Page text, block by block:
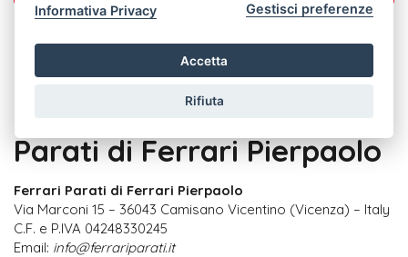
Privacy
Privacy Policy – Ferrari
Parati di Ferrari Pierpaolo
Ferrari Parati di Ferrari Pierpaolo
Via Marconi 15 – 36043 Camisano Vicentino (Vicenza) – Italy
C.F. e P.IVA 04248330245
Email: info@ferrariparati.it
Informativa Privacy Gestisci preferenze
Accetta
Rifiuta